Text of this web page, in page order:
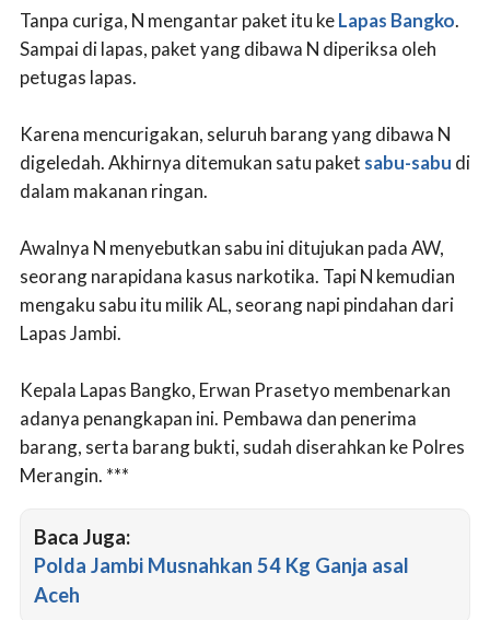
Tanpa curiga, N mengantar paket itu keLapas Bangko.
Sampai di lapas, paket yang dibawa N diperiksa oleh
petugas lapas.
Karena mencurigakan, seluruh barang yang dibawa N
digeledah. Akhirnya ditemukan satu paket sabu-sabu di
dalam makanan ringan.
Awalnya N menyebutkan sabu ini ditujukan pada AW,
seorang narapidana kasus narkotika. Tapi N kemudian
mengaku sabu itu milik AL, seorang napi pindahan dari
Lapas Jambi.
Kepala Lapas Bangko, Erwan Prasetyo membenarkan
adanya penangkapan ini. Pembawa dan penerima
barang, serta barang bukti, sudah diserahkan ke Polres
Merangin. ***
Baca Juga:
Polda Jambi Musnahkan 54 Kg Ganja asal
Aceh